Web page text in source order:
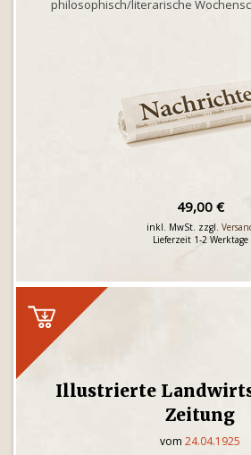
philosophisch/literarische
49,00 €
inkl. MwSt. zzgl.
Lieferzeit 1-2 Werktage
Illustrierte
Zeitung
vom 24.04.1925